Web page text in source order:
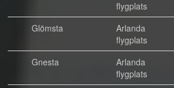
flygplats
Glömsta
Arlanda
flygplats
Gnesta
Arlanda
flygplats